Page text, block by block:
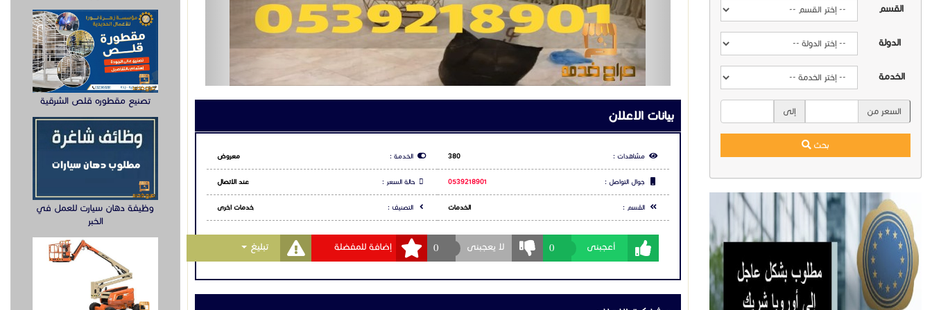
القسم
الدولة
الخدمة
السعر من إلى
بحث
نخدمكم في: الهفوف، المبرز، وكافة قرى الأحساء.
للتواصل والحجز:
0539218901
جبس بورد الاحساء
تركيب جبس بورد الاحساء
معلم جبس بورد الاحساء
ديكورات جبس بورد الاحساء
اسقف جبس بورد الاحساء
جبس بورد اسقف
جبس بورد جدران
تركيب اسقف جبس بورد
تنفيذ ديكورات جبس بورد
تشطيب جبس بورد
جبس بورد بسيط الاحساء
مشاركة الاعلان
شارك عبر فيس بوك شارك عبر تويتر شارك عبر واتساب
التعليقات
لا يوجد تعليقات لهذا الاعلان كن انت اول تعليق
تصنيع مقطوره قلص الشرقية
وظيفة دهان سيارت للعمل في
الخبر